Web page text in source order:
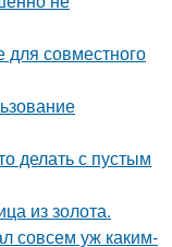
совместного
делать с пустым
из золота.
совсем уж каким-